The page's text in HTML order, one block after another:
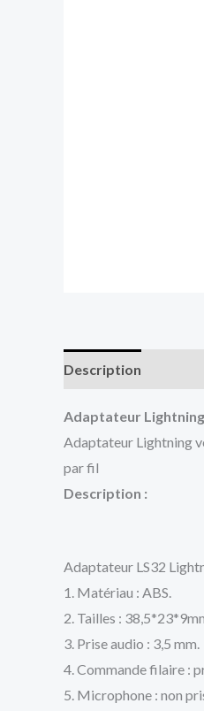
Description
Adaptateur Lightning
Adaptateur Lightning
par fil
Description :
Adaptateur LS32
1. Matériau : ABS.
2. Tailles :
3. Prise audio : 3,5 mm.
4. Commande filaire :
5. Microphone : non